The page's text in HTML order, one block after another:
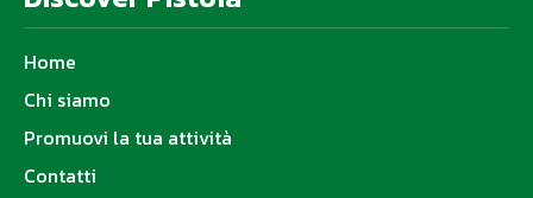
Home
Chi siamo
Promuovi la tua attività
Contatti